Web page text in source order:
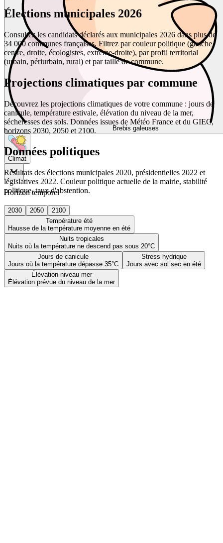
Brebis galeuses
Climat
Horizon temporel
2030 2050
2100
Température été
Hausse de la température moyenne en été
Nuits tropicales
Nuits où la température ne descend pas sous 20°C
Jours de canicule
Jours où la température dépasse 35°C
Stress hydrique
Jours avec sol sec en été
Élévation niveau mer
Élévation prévue du niveau de la mer
Élections municipales 2026
Consultez les candidats déclarés aux municipales 2026 dans plus de
34 000 communes françaises. Filtrez par couleur politique (gauche,
centre, droite, écologistes, extrême-droite), par profil territorial
(urbain, périurbain, rural) et par taille de commune.
Projections climatiques par commune
Découvrez les projections climatiques de votre commune : jours de
canicule, température estivale, élévation du niveau de la mer,
sécheresses des sols. Données issues de Météo France et du GIEC,
horizons 2030, 2050 et 2100.
Données politiques
Résultats des élections municipales 2020, présidentielles 2022 et
législatives 2022. Couleur politique actuelle de la mairie, stabilité
politique, taux d'abstention.